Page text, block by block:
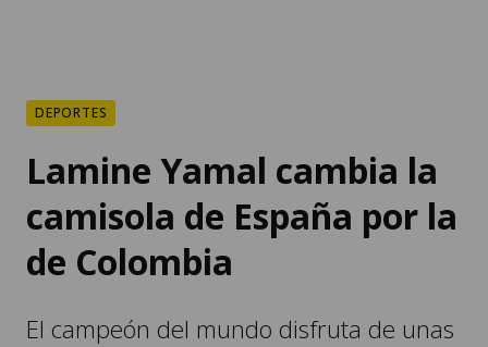
DEPORTES
Lamine Yamal cambia la
camisola de España por la
de Colombia
El campeón del mundo disfruta de unas